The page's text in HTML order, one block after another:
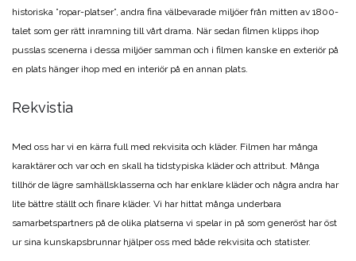
historiska ”ropar-platser”, andra fina välbevarade miljöer från mitten av 1800-
talet som ger rätt inramning till vårt drama. När sedan filmen klipps ihop
pusslas scenerna i dessa miljöer samman och i filmen kanske en exteriör på
en plats hänger ihop med en interiör på en annan plats.
Rekvistia
Med oss har vi en kärra full med rekvisita och kläder. Filmen har många
karaktärer och var och en skall ha tidstypiska kläder och attribut. Många
tillhör de lägre samhällsklasserna och har enklare kläder och några andra har
lite bättre ställt och finare kläder. Vi har hittat många underbara
samarbetspartners på de olika platserna vi spelar in på som generöst har öst
ur sina kunskapsbrunnar hjälper oss med både rekvisita och statister.